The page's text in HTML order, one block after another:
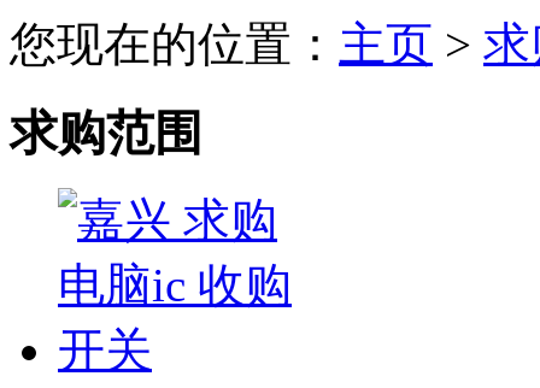
您现在的位置： 主页 >
求购范围